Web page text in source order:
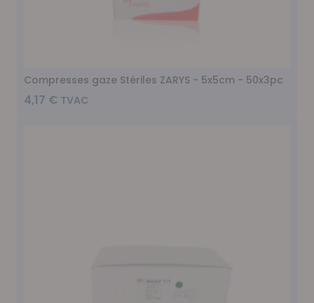
Compresses gaze Stériles ZARYS - 5x5cm - 50x3pc
4,17 €